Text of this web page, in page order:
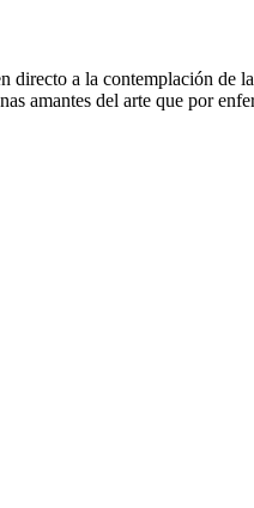
a la contemplación de
amantes del arte que por